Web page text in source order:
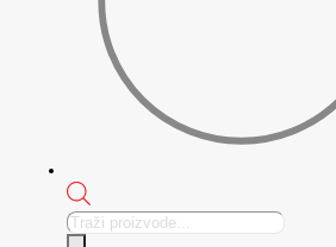
Products